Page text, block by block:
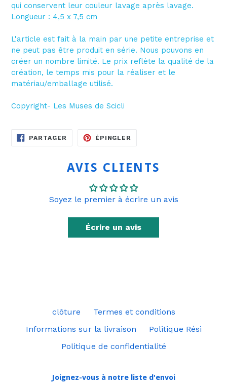
qui conservent leur couleur lavage après lavage.
Longueur : 4,5 x 7,5 cm
L'article est fait à la main par une petite entreprise et
ne peut pas être produit en série. Nous pouvons en
créer un nombre limité. Le prix reflète la qualité de la
création, le temps mis pour la réaliser et le
matériau/emballage utilisé.
Copyright- Les Muses de Scicli
PARTAGER PARTAGERÉPINGLER
AVIS CLIENTS
Soyez le premier à écrire un avis
Écrire un avis
clôture
Termes et conditions
Informations sur la livraison
Politique Rési
Politique de confidentialité
Joignez-vous à notre liste d'envoi